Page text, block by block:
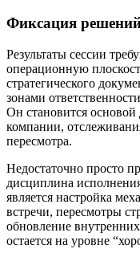
Фиксация
Результаты сессии
операционную
стратегического
зонами
Он становится
компании,
пересмотра.
Недостаточно просто
дисциплина
является настройка
встречи, пересмотры
обновление
остается на уровне